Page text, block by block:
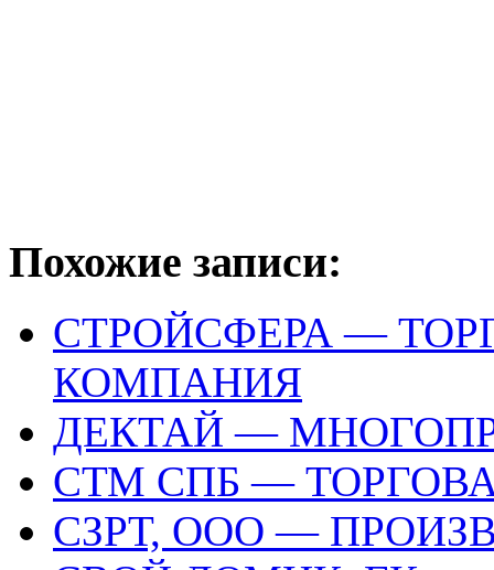
Похожие записи:
СТРОЙСФЕРА —
КОМПАНИЯ
ДЕКТАЙ —
СТМ СПБ —
СЗРТ, ООО —